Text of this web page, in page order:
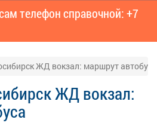
телефон справочной: +7
ЖД вокзал: маршрут автобуса
ЖД вокзал: